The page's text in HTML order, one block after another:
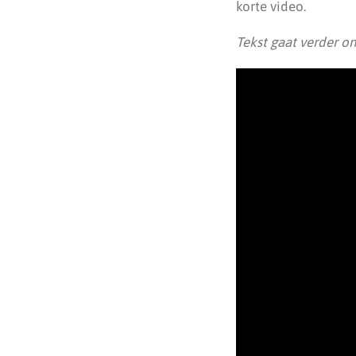
korte video.
Tekst gaat verder